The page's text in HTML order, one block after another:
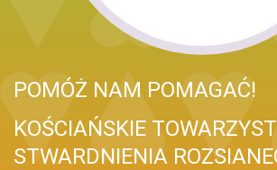
POMÓŻ NAM POMAGAĆ!
KOŚCIAŃSKIE
STWARDNIENIA